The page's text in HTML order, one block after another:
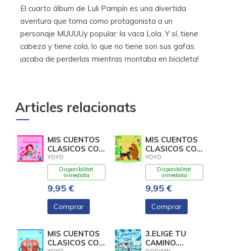
El cuarto álbum de Luli Pampín es una divertida
aventura que toma como protagonista a un
personaje MUUUUy popular: la vaca Lola. Y sí, tiene
cabeza y tiene cola, lo que no tiene son sus gafas:
¡acaba de perderlas mientras montaba en bicicleta!
Articles relacionats
MIS CUENTOS
CLASICOS CON
TEXTURAS.
CAPERUCITA
ROJA
YOYO
Disponibilitat
inmediata
9,95 €
Comprar
MIS CUENTOS
CLASICOS CON
TEXTURAS. EL
LIBRO DE LA
YOYO
Disponibilitat
inmediata
9,95 €
Comprar
MIS CUENTOS
CLASICOS CON
3.ELIGE TU
CAMINO.